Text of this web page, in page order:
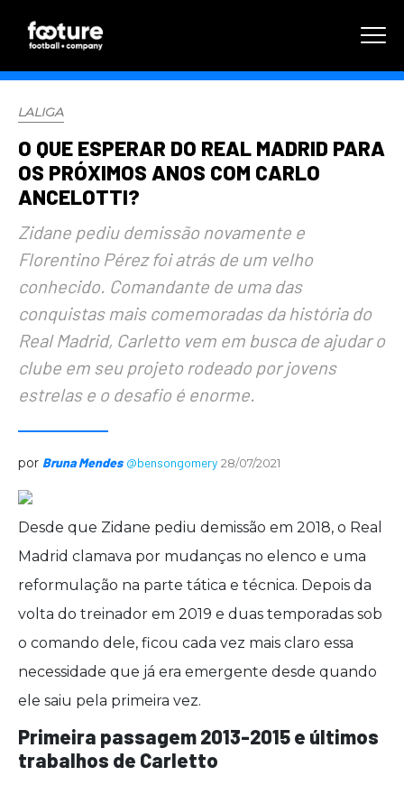
LALIGA
O QUE ESPERAR DO REAL MADRID PARA
OS PRÓXIMOS ANOS COM CARLO
ANCELOTTI?
Zidane pediu demissão novamente e
Florentino Pérez foi atrás de um velho
conhecido. Comandante de uma das
conquistas mais comemoradas da história do
Real Madrid, Carletto vem em busca de ajudar o
clube em seu projeto rodeado por jovens
estrelas e o desafio é enorme.
por Bruna Mendes @bensongomery 28/07/2021
Desde que Zidane pediu demissão em 2018, o Real
Madrid clamava por mudanças no elenco e uma
reformulação na parte tática e técnica. Depois da
volta do treinador em 2019 e duas temporadas sob
o comando dele, ficou cada vez mais claro essa
necessidade que já era emergente desde quando
ele saiu pela primeira vez.
Primeira passagem 2013-2015 e últimos
trabalhos de Carletto